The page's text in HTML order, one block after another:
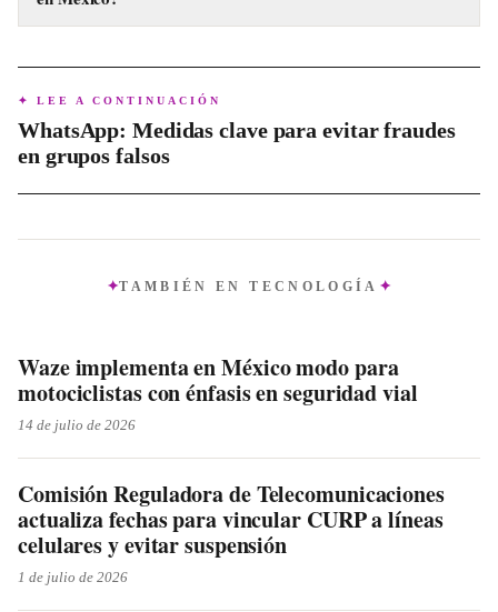
suscripción con beneficios específicos, desde planes más
económicos hasta el plan premium con un catálogo más
amplio y funciones adicionales.
✦ LEE A CONTINUACIÓN
WhatsApp: Medidas clave para evitar fraudes
en grupos falsos
TAMBIÉN ENTECNOLOGÍA
Waze implementa en México modo para
motociclistas con énfasis en seguridad vial
14 de julio de 2026
Comisión Reguladora de Telecomunicaciones
actualiza fechas para vincular CURP a líneas
celulares y evitar suspensión
1 de julio de 2026